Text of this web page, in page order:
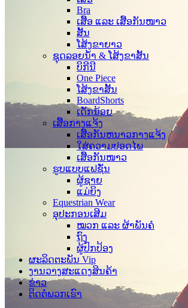
Bra
ເສື້ອ ແລະ ເສື້ອກັນໜາວ
ສັ້ນ
ໂສ້ງຂາຍາວ
ຊຸດລອຍນໍ້າ & ໂສ້ງຂາສັ້ນ
ບິກີນີ
One Piece
ໂສ້ງຂາສັ້ນ
BoardShorts
ເດັກນ້ອຍ
ເສື້ອກາງແຈ້ງ
ເສື້ອກັນຫນາວກາງແຈ້ງ
ໃສ່ຄວາມປອດໄພ
ເສື້ອກັນໜາວ
ຮູບແບບແຟຊັ່ນ
ຜູ້ຊາຍ
ແມ່ຍິງ
Equestrian Wear
ອຸປະກອນເສີມ
ໝວກ ແລະ ຜ້າພັນຄໍ
ຖົງ
ຜູ້ປົກປ້ອງ
ຜະລິດຕະພັນ Vip
ງານວາງສະແດງສິນຄ້າ
ຂ່າວ
ຕິດຕໍ່ພວກເຮົາ